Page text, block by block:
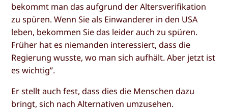
bekommt man das aufgrund der Altersverifikation
zu spüren. Wenn Sie als Einwanderer in den USA
leben, bekommen Sie das leider auch zu spüren.
Früher hat es niemanden interessiert, dass die
Regierung wusste, wo man sich aufhält. Aber jetzt ist
es wichtig”.
Er stellt auch fest, dass dies die Menschen dazu
bringt, sich nach Alternativen umzusehen.